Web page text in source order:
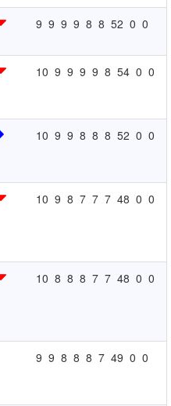
9 9 9 9 8 8 52 0 0
10 9 9 9 9 8 54 0 0
10 9 9 8 8 8 52 0 0
10 9 8 7 7 7 48 0 0
10 8 8 8 7 7 48 0 0
9 9 8 8 8 7 49 0 0